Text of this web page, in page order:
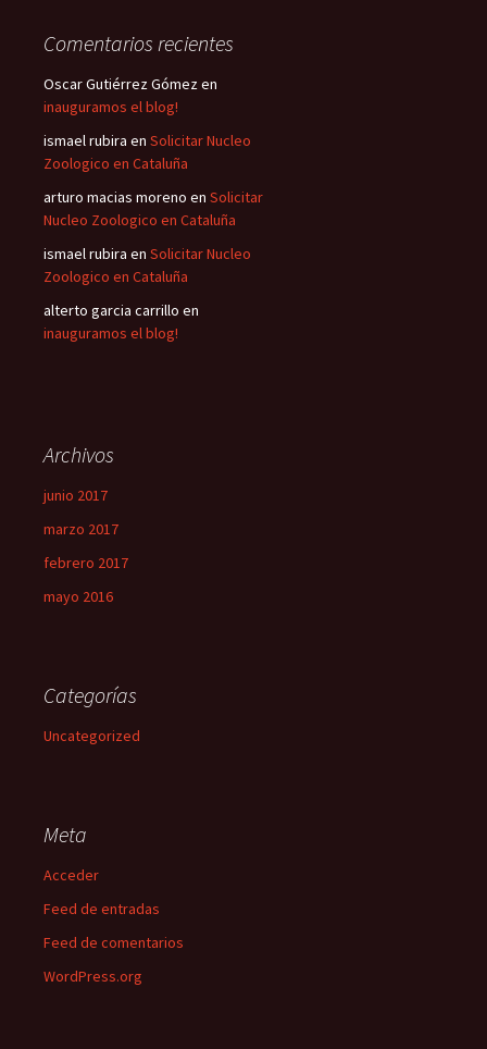
Comentarios recientes
Oscar Gutiérrez Gómezen
inauguramos el blog!
ismael rubira en Solicitar Nucleo
Zoologico en Cataluña
arturo macias moreno en Solicitar
Nucleo Zoologico en Cataluña
ismael rubira en Solicitar Nucleo
Zoologico en Cataluña
alterto garcia carrillo en
inauguramos el blog!
Archivos
junio 2017
marzo 2017
febrero 2017
mayo 2016
Categorías
Uncategorized
Meta
Acceder
Feed de entradas
Feed de comentarios
WordPress.org